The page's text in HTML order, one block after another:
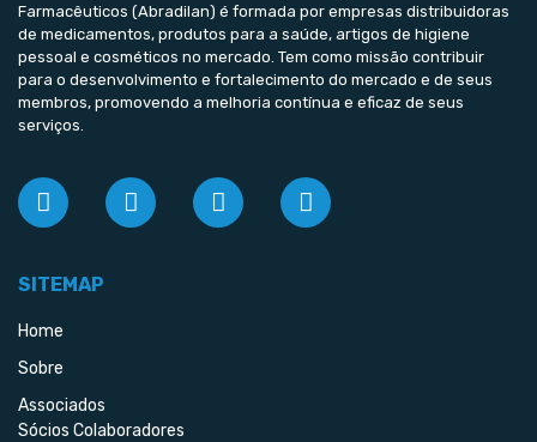
Farmacêuticos (Abradilan) é formada por empresas distribuidoras
de medicamentos, produtos para a saúde, artigos de higiene
pessoal e cosméticos no mercado. Tem como missão contribuir
para o desenvolvimento e fortalecimento do mercado e de seus
membros, promovendo a melhoria contínua e eficaz de seus
serviços.
SITEMAP
Home
Sobre
Associados
Sócios Colaboradores